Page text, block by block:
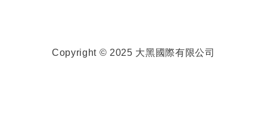
Copyright © 2025 大黑國際有限公司